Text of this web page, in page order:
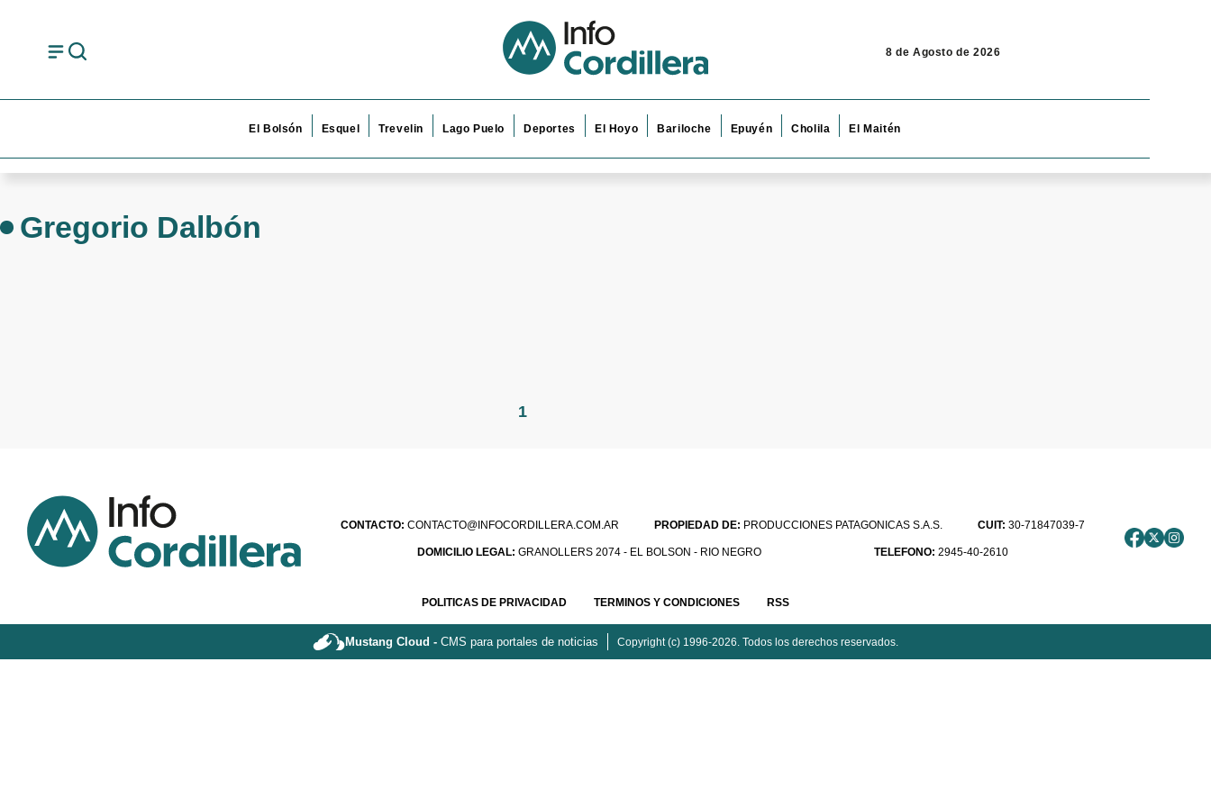
8 de Agosto de 2026
El Bolsón Esquel Trevelin Lago Puelo Deportes El Hoyo Bariloche Epuyén Cholila El Maitén
Gregorio Dalbón
1
CONTACTO: CONTACTO@INFOCORDILLERA.COM.AR PROPIEDAD DE: PRODUCCIONES PATAGONICAS S.A.S. CUIT: 30-71847039-7
DOMICILIO LEGAL:GRANOLLERS 2074 - EL BOLSON - RIO NEGRO TELEFONO: 2945-40-2610
POLITICAS DE PRIVACIDAD TERMINOS Y CONDICIONES RSS
Mustang Cloud - CMS para portales de noticias Copyright (c) 1996-2026. Todos los derechos reservados.